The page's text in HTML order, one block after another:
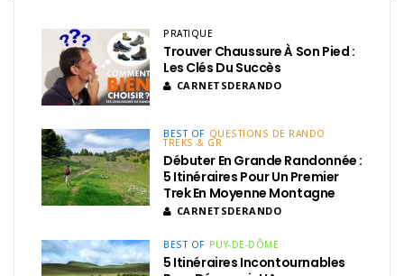
PRATIQUE
Trouver Chaussure À Son Pied :
Les Clés Du Succès
CARNETSDERANDO
BEST OF QUESTIONS DE RANDO
TREKS & GR
Débuter En Grande Randonnée :
5 Itinéraires Pour Un Premier
Trek En Moyenne Montagne
CARNETSDERANDO
BEST OF PUY-DE-DÔME
5 Itinéraires Incontournables